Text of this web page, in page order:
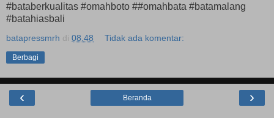
#bataberkualitas #omahboto ##omahbata #batamalang
#batahiasbali
batapressmrh di 08.48 Tidak ada komentar:
Berbagi
‹ ›
Beranda